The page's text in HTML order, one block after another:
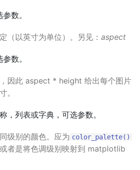
数。
（以英寸为单位）。另见： aspect
数。
因此 aspect * height 给出每个图片
。
，列表或字典，可选参数。
级别的颜色。应为 color_palette()
者是将色调级别映射到 matplotlib